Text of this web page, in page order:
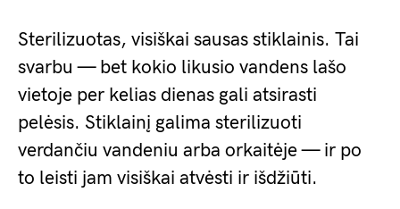
Sterilizuotas, visiškai sausas stiklainis. Tai
svarbu — bet kokio likusio vandens lašo
vietoje per kelias dienas gali atsirasti
pelėsis. Stiklainį galima sterilizuoti
verdančiu vandeniu arba orkaitėje — ir po
to leisti jam visiškai atvėsti ir išdžiūti.